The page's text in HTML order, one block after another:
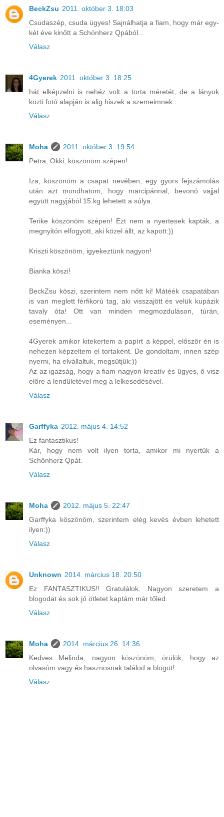
BeckZsu 2011. október 3. 18:03
Csudaszép, csuda ügyes! Sajnálhatja a fiam, hogy már egy-
két éve kinőtt a Schönherz Qpából...
Válasz
4Gyerek 2011. október 3. 18:25
hát elképzelni is nehéz volt a torta méretét, de a lányok
közti fotó alapján is alig hiszek a szemeimnek.
Válasz
Moha
2011. október 3. 19:54
Petra, Okki, köszönöm szépen!
Iza, köszönöm a csapat nevében, egy gyors fejszámolás
után azt mondhatom, hogy marcipánnal, bevonó vajjal
együtt nagyjából 15 kg lehetett a súlya.
Terike köszönöm szépen! Ezt nem a nyertesek kapták, a
megnyitón elfogyott, aki közel állt, az kapott:))
Kriszti köszönöm, igyekeztünk nagyon!
Bianka köszi!
BeckZsu köszi, szerintem nem nőtt ki! Mátéék csapatában
is van meglett férfikorú tag, aki visszajött és velük kupázik
tavaly óta! Ott van minden megmozduláson, túrán,
eseményen...
4Gyerek amikor kitekertem a papírt a képpel, először én is
nehezen képzeltem el tortaként. De gondoltam, innen szép
nyerni, ha elvállaltuk, megsütjük:))
Az az igazság, hogy a fiam nagyon kreatív és ügyes, ő visz
előre a lendületével meg a lelkesedésével.
Válasz
Garffyka 2012. május 4. 14:52
Ez fantasztikus!
Kár, hogy nem volt ilyen torta, amikor mi nyertük a
Schönherz Qpát.
Válasz
Moha
2012. május 5. 22:47
Garffyka köszönöm, szerintem elég kevés évben lehetett
ilyen:))
Válasz
Unknown 2014. március 18. 20:50
Ez FANTASZTIKUS!! Gratulálok. Nagyon szeretem a
blogodat és sok jó ötletet kaptám már tőled.
Válasz
Moha
2014. március 26. 14:36
Kedves Melinda, nagyon köszönöm, örülök, hogy az
olvasóm vagy és hasznosnak találod a blogot!
Válasz